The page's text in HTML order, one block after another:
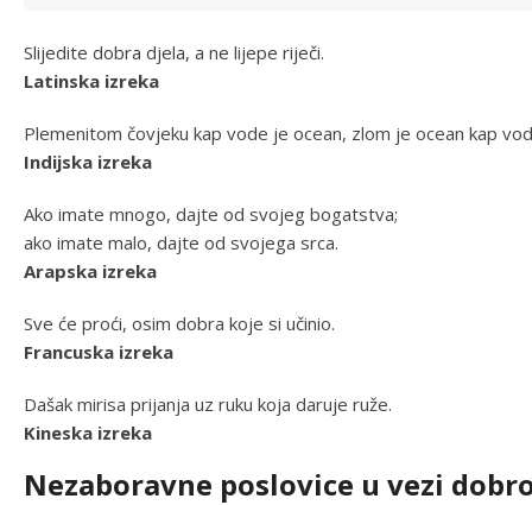
Slijedite dobra djela, a ne lijepe riječi.
Latinska izreka
Plemenitom čovjeku kap vode je ocean, zlom je ocean kap
Indijska izreka
Ako imate mnogo, dajte od svojeg bogatstva;
ako imate malo, dajte od svojega srca.
Arapska izreka
Sve će proći, osim dobra koje si učinio.
Francuska izreka
Dašak mirisa prijanja uz ruku koja daruje ruže.
Kineska izreka
Nezaboravne poslovice u vezi